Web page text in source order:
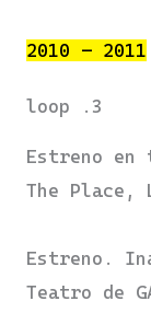
2010 – 2011
loop .3
Estreno en
The Place,
Estreno.
Teatro de